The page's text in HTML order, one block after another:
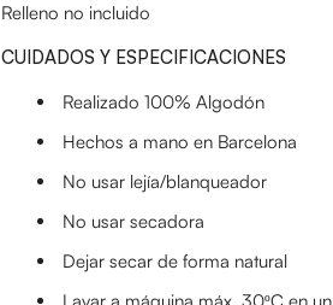
Relleno no incluido
CUIDADOS Y ESPECIFICACIONES
Realizado 100% Algodón
Hechos a mano en Barcelona
No usar lejía/blanqueador
No usar secadora
Dejar secar de forma natural